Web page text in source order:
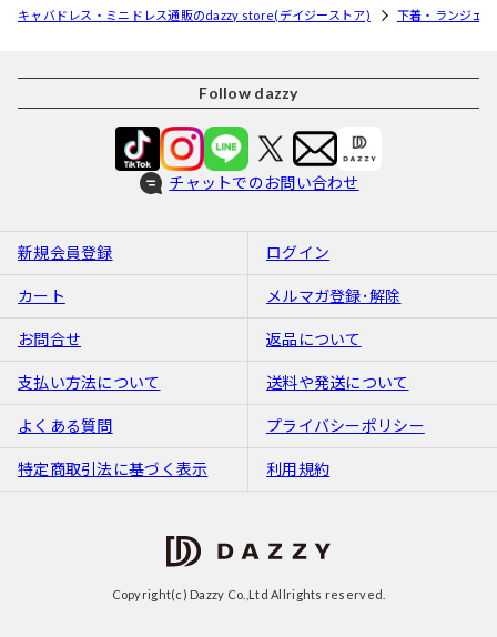
キャバドレス・ミニドレス通販のdazzy store(デイジーストア) 下着・ランジェ
Follow dazzy
チャットでのお問い合わせ
新規会員登録 ログイン
カート メルマガ登録･解除
お問合せ 返品について
支払い方法について 送料や発送について
よくある質問 プライバシーポリシー
特定商取引法に基づく表示 利用規約
Copyright(c) Dazzy Co.,Ltd Allrights reserved.